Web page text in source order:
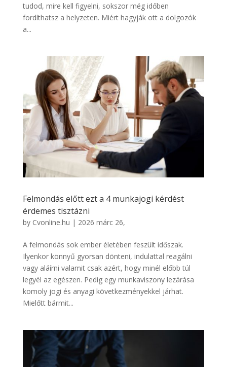
tudod, mire kell figyelni, sokszor még időben
fordíthatsz a helyzeten. Miért hagyják ott a dolgozók
a...
Felmondás előtt ezt a 4 munkajogi kérdést
érdemes tisztázni
by Cvonline.hu | 2026 márc 26,
A felmondás sok ember életében feszült időszak.
Ilyenkor könnyű gyorsan dönteni, indulattal reagálni
vagy aláírni valamit csak azért, hogy minél előbb túl
legyél az egészen. Pedig egy munkaviszony lezárása
komoly jogi és anyagi következményekkel járhat.
Mielőtt bármit...